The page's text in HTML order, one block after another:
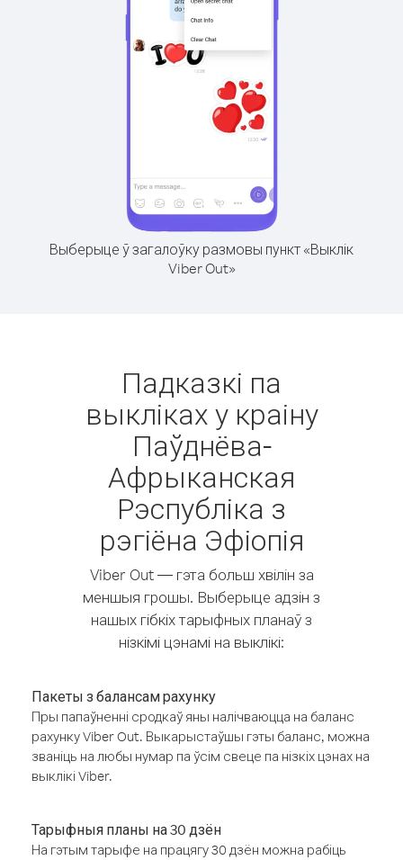
Выберыце ў загалоўку размовы пункт «Выклік
Viber Out»
Падказкі па
выкліках у краіну
Паўднёва-
Афрыканская
Рэспубліка з
рэгіёна Эфіопія
Viber Out — гэта больш хвілін за
меншыя грошы. Выберыце адзін з
нашых гібкіх тарыфных планаў з
нізкімі цэнамі на выклікі:
Пакеты з балансам рахунку
Пры папаўненні сродкаў яны налічваюцца на баланс
рахунку Viber Out. Выкарыстаўшы гэты баланс, можна
званіць на любы нумар па ўсім свеце па нізкіх цэнах на
выклікі Viber.
Тарыфныя планы на 30 дзён
На гэтым тарыфе на працягу 30 дзён можна рабіць